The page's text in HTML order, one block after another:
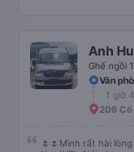
Anh
Ghế ngồi
Văn
1 giờ
206 Cổ
🌷🌷Mình rất hài